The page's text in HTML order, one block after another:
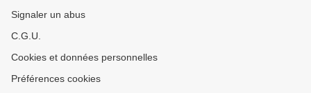
Signaler un abus
C.G.U.
Cookies et données personnelles
Préférences cookies